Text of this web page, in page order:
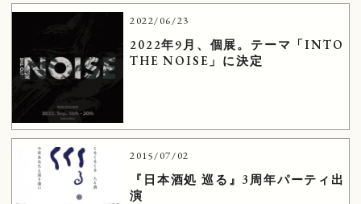
2022/06/23
2022年9月、個展。テーマ「INTO
THE NOISE」に決定
2015/07/02
『日本酒処 巡る』3周年パーティ出
演